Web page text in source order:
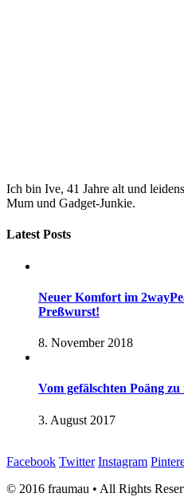
Ich bin Ive, 41 Jahre alt und
Mum und Gadget-Junkie.
Latest Posts
Neuer Komfort im
Preßwurst!
8. November 2018
Vom gefälschten Poäng
3. August 2017
Facebook Twitter Instagram
© 2016 fraumau • All Rights